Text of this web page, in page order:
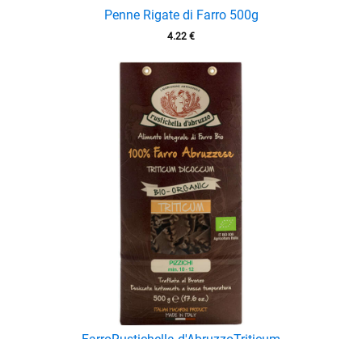
Penne Rigate di Farro 500g
4.22 €